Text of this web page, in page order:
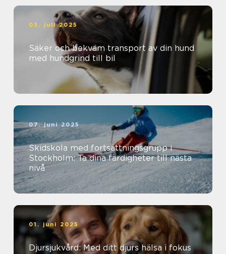
03. juli 2025
Säker och bekväm transport av din hund
med hundgrind till bil
07. juni 2025
Skidskola med fortsättningsgrupp i
Stockholm: Ta dina färdigheter till nästa
nivå
01. juni 2025
Djursjukvård: Med ditt djurs hälsa i fokus